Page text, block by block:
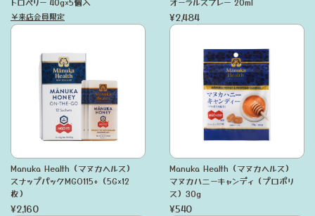
￥来店会員限定 ¥2,484
Manuka Health（マヌカヘルス）
スナップパックMGO115+（5G×12
枚）
¥2,160
Manuka Health（マヌカヘルス）
マヌカハニーキャンディ（プロポリ
ス）30g
¥540